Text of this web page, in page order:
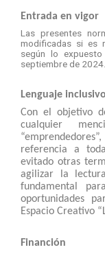
Entrada en vigor
Las presentes
modificadas si es
según lo
septiembre de 2024.
Lenguaje inclusivo
Con el objetivo
cualquier
referencia a
evitado otras
agilizar la
fundamental
oportunidades
Espacio Creativo
Financión